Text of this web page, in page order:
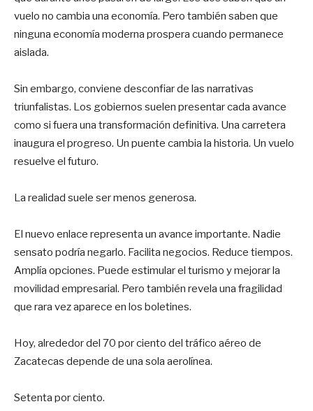
vuelo no cambia una economía. Pero también saben que
ninguna economía moderna prospera cuando permanece
aislada.
Sin embargo, conviene desconfiar de las narrativas
triunfalistas. Los gobiernos suelen presentar cada avance
como si fuera una transformación definitiva. Una carretera
inaugura el progreso. Un puente cambia la historia. Un vuelo
resuelve el futuro.
La realidad suele ser menos generosa.
El nuevo enlace representa un avance importante. Nadie
sensato podría negarlo. Facilita negocios. Reduce tiempos.
Amplía opciones. Puede estimular el turismo y mejorar la
movilidad empresarial. Pero también revela una fragilidad
que rara vez aparece en los boletines.
Hoy, alrededor del 70 por ciento del tráfico aéreo de
Zacatecas depende de una sola aerolínea.
Setenta por ciento.